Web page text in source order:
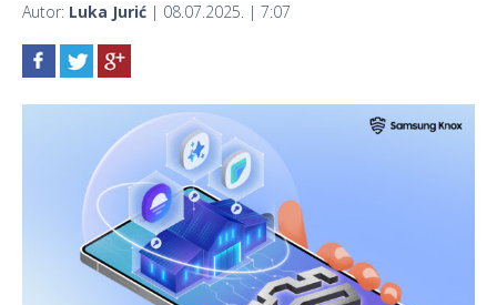
Autor: Luka Jurić | 08.07.2025. | 7:07